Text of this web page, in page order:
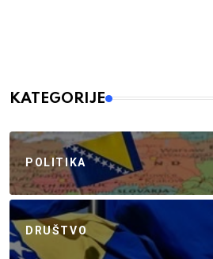
KATEGORIJE
POLITIKA
DRUŠTVO